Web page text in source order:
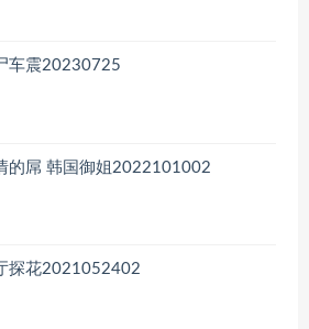
车震20230725
的屌 韩国御姐2022101002
探花2021052402